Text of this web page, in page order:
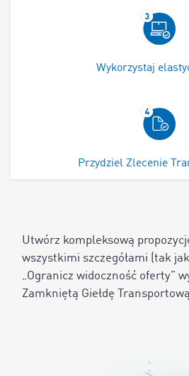
Wykorzystaj
Przydziel Zlecenie
Utwórz kompleksową
wszystkimi szczegółami (tak
„Ogranicz widoczność oferty”
Zamkniętą Giełdę